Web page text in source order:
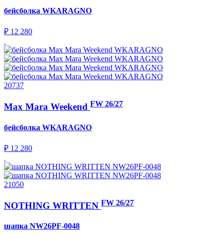
бейсболка WKARAGNO
₽ 12 280
20737
Max Mara Weekend FW 26/27
бейсболка WKARAGNO
₽ 12 280
21050
NOTHING WRITTEN FW 26/27
шапка NW26PF-0048